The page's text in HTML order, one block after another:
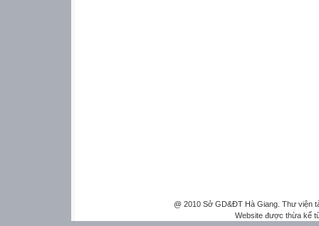
@ 2010 Sở GD&ĐT Hà Giang. Thư viện
Website được thừa kế